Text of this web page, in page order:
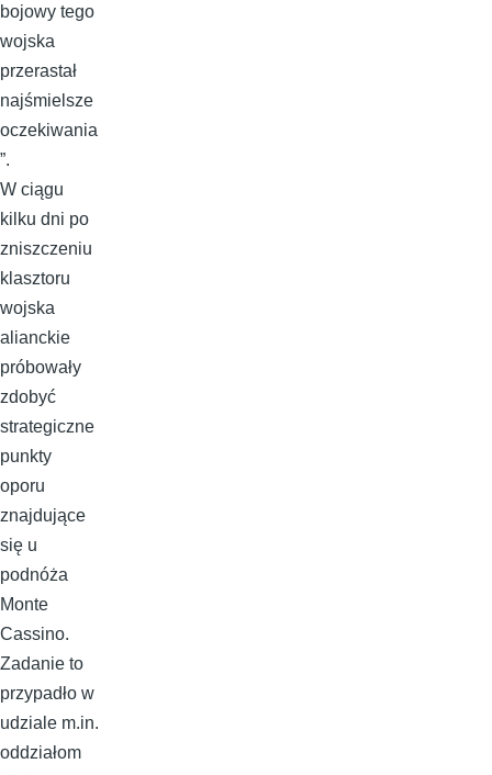
bojowy tego
wojska
przerastał
najśmielsze
oczekiwania
”.
W ciągu
kilku dni po
zniszczeniu
klasztoru
wojska
alianckie
próbowały
zdobyć
strategiczne
punkty
oporu
znajdujące
się u
podnóża
Monte
Cassino.
Zadanie to
przypadło w
udziale m.in.
oddziałom